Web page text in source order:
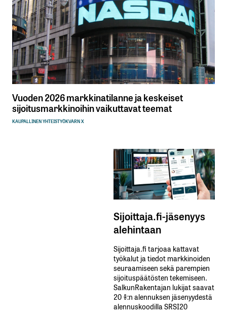
Vuoden 2026 markkinatilanne ja keskeiset
sijoitusmarkkinoihin vaikuttavat teemat
KAUPALLINEN YHTEISTYÖKVARN X
Sijoittaja.fi-jäsenyys
alehintaan
Sijoittaja.fi tarjoaa kattavat
työkalut ja tiedot markkinoiden
seuraamiseen sekä parempien
sijoituspäätösten tekemiseen.
SalkunRakentajan lukijat saavat
20 %:n alennuksen jäsenyydestä
alennuskoodilla SRSI20